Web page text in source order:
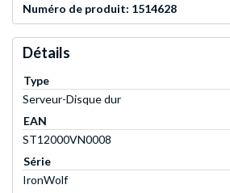
Numéro de produit: 1514628
Détails
Type
Serveur-Disque dur
EAN
ST12000VN0008
Série
IronWolf